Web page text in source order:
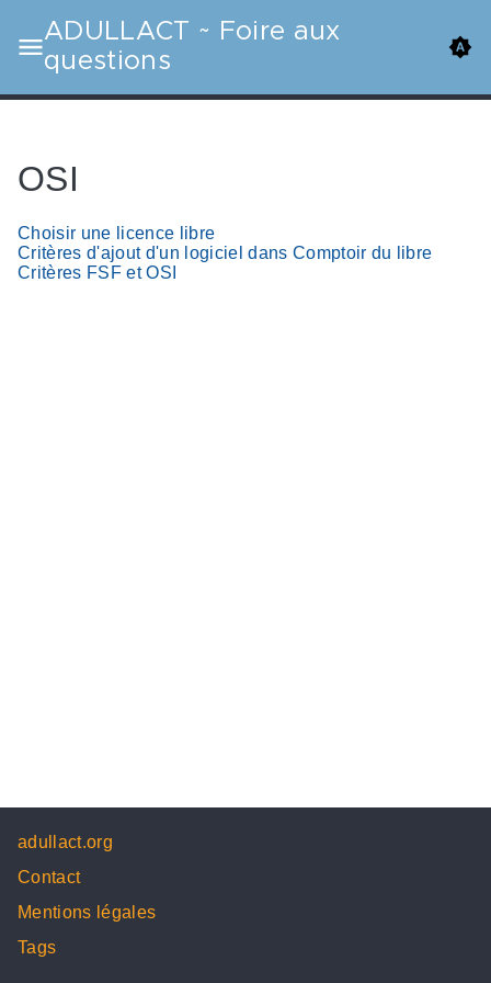
ADULLACT ~ Foire aux
questions
OSI
Choisir une licence libre
Critères d'ajout d'un logiciel dans Comptoir du libre
Critères FSF et OSI
adullact.org
Contact
Mentions légales
Tags